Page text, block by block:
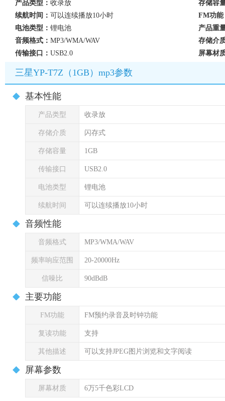
产品类型： 收录放
存储容
续航时间： 可以连续播放10小时
FM功能
电池类型： 锂电池
产品重
音频格式： MP3/WMA/WAV
存储介
传输接口： USB2.0 屏幕材
三星YP-T7Z（1GB）mp3参数
基本性能
产品类型 收录放
存储介质 闪存式
存储容量 1GB
传输接口 USB2.0
电池类型 锂电池
续航时间 可以连续播放10小时
音频性能
音频格式 MP3/WMA/WAV
频率响应范围 20-20000Hz
信噪比 90dBdB
主要功能
FM功能 FM预约录音及时钟功能
复读功能 支持
其他描述 可以支持JPEG图片浏览和文字阅读
屏幕参数
屏幕材质 6万5千色彩LCD